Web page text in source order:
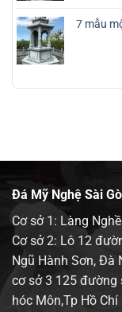
7 mẫu
Đá Mỹ Nghệ Sài
Cơ sở 1: Làng
Cơ sở 2: Lô 12
Ngũ Hành Sơn, Đà
cơ sở 3 125 đường
hóc Môn,Tp Hồ Chí